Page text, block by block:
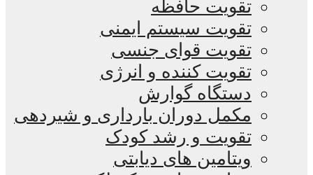
تقویت حافظه
تقویت سیستم ایمنی
تقویت قوای جنسی
تقویت کننده و انرژی
دستگاه گوارش
مکمل دوران بارداری و شیردهی
تقویت و رشد کودک
ویتامین های دیابتی